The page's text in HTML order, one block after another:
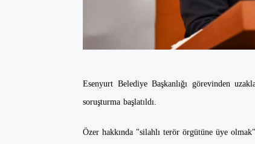
Esenyurt Belediye Başkanlığı görevinden
soruşturma başlatıldı.
Özer hakkında "silahlı terör örgütüne üye